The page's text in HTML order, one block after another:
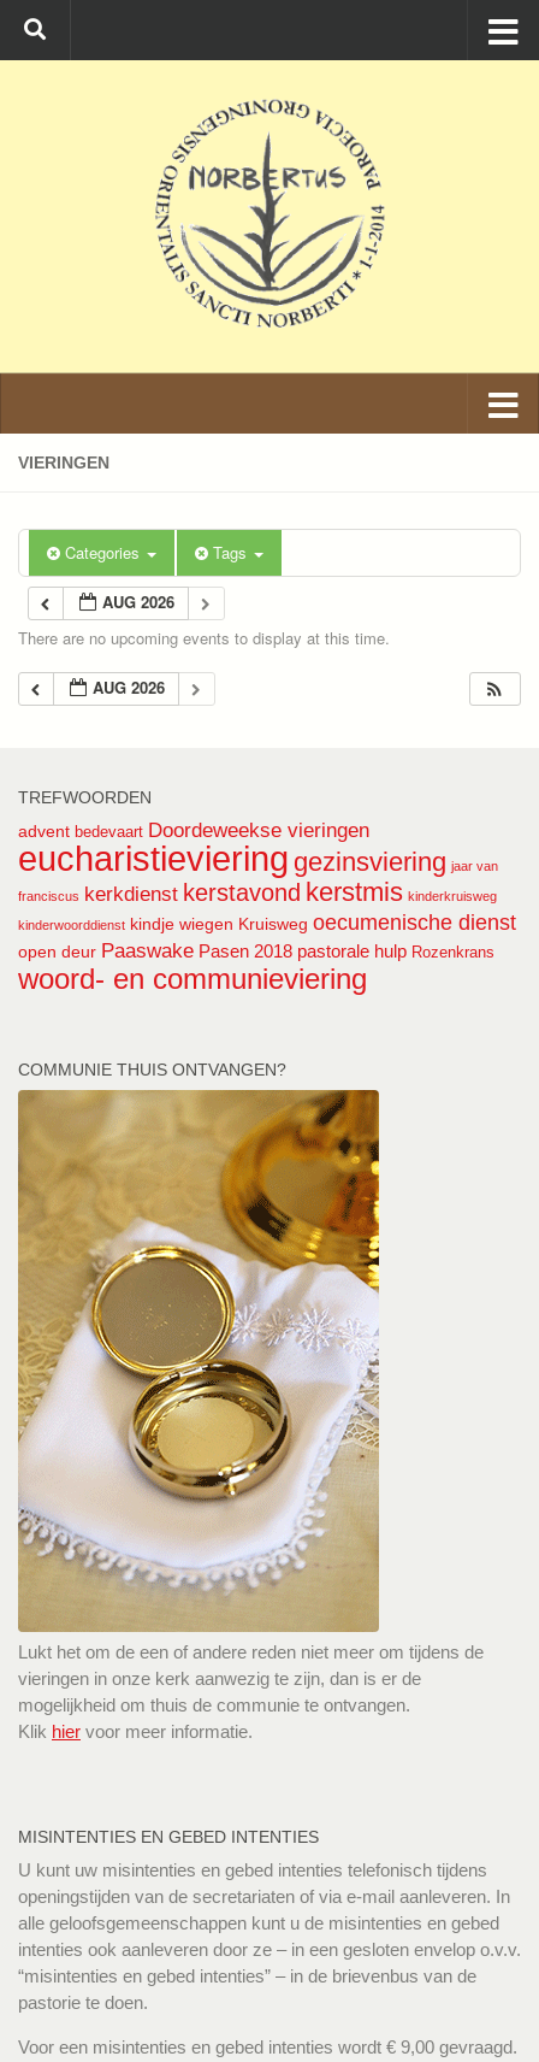
Ga naar de inhoud
VIERINGEN
Categories Tags
AUG 2026
There are no upcoming events to display at this time.
AUG 2026
TREFWOORDEN
advent bedevaart Doordeweekse vieringen
eucharistieviering gezinsviering jaar van
franciscus kerkdienst kerstavond kerstmis kinderkruisweg
kinderwoorddienst kindje wiegen Kruisweg oecumenische dienst
open deur Paaswake Pasen 2018 pastorale hulp Rozenkrans
woord- en communieviering
COMMUNIE THUIS ONTVANGEN?
Lukt het om de een of andere reden niet meer om tijdens de
vieringen in onze kerk aanwezig te zijn, dan is er de
mogelijkheid om thuis de communie te ontvangen.
Klik hier voor meer informatie.
MISINTENTIES EN GEBED INTENTIES
U kunt uw misintenties en gebed intenties telefonisch tijdens
openingstijden van de secretariaten of via e-mail aanleveren. In
alle geloofsgemeenschappen kunt u de misintenties en gebed
intenties ook aanleveren door ze – in een gesloten envelop o.v.v.
“misintenties en gebed intenties” – in de brievenbus van de
pastorie te doen.
Voor een misintenties en gebed intenties wordt € 9,00 gevraagd.